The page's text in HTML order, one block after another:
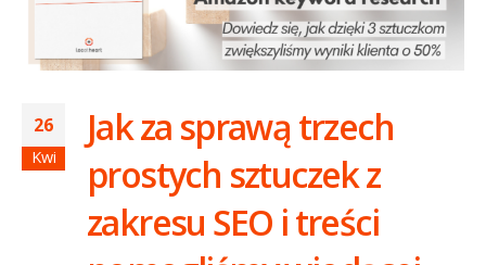
26
Kwi
Jak za sprawą trzech
prostych sztuczek z
zakresu SEO i treści